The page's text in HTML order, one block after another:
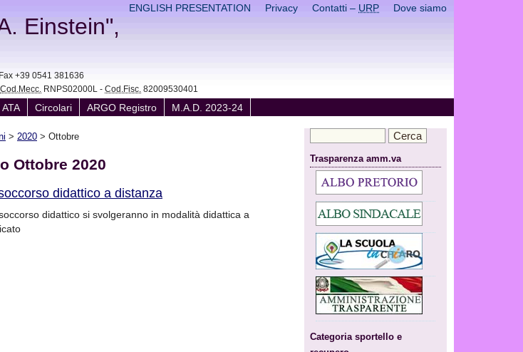
Dove siamo
Contatti – URP
Privacy
ENGLISH PRESENTATION
Einstein",
+39 0541 381636
Cod.Mecc. RNPS02000L - Cod.Fisc. 82009530401
Circolari ARGO Registro M.A.D. 2023-24
> 2020 > Ottobre
Ottobre 2020
didattico a distanza
didattico si svolgeranno in modalità didattica a
Trasparenza amm.va
Categoria sportello e